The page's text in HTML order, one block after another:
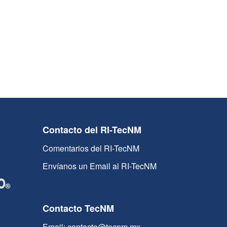
Contacto del RI-TecNM
Comentarios del RI-TecNM
Envíanos un Email al RI-TecNM
Contacto TecNM